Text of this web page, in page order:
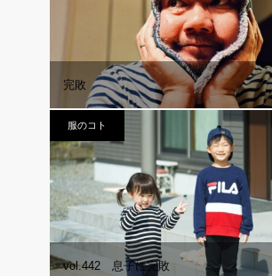
完敗
服のコト
vol.442 息子に完敗